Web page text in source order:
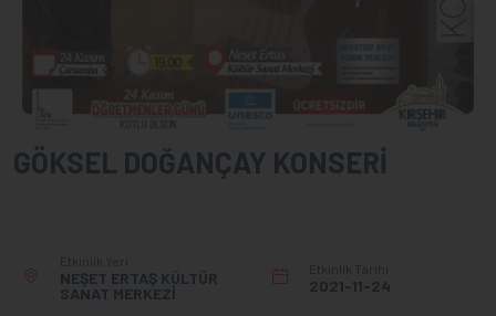
GÖKSEL DOĞANÇAY KONSERİ
Etkinlik Yeri
NEŞET ERTAŞ KÜLTÜR
SANAT MERKEZİ
Etkinlik Tarihi
2021-11-24